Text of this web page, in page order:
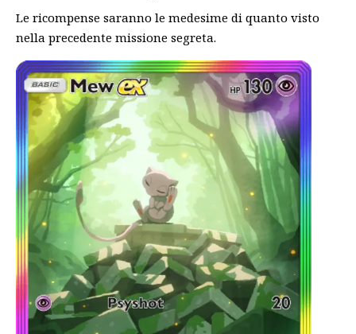
Le ricompense saranno le medesime di quanto visto
nella precedente missione segreta.